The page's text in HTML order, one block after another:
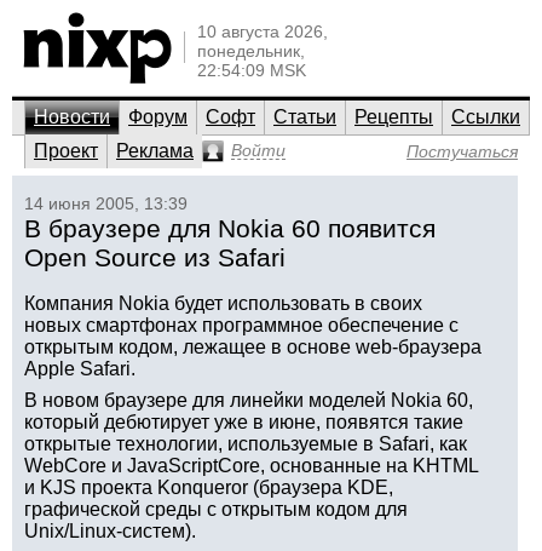
10 августа 2026,
понедельник,
22:54:09 MSK
Новости Форум Софт Статьи Рецепты
Ссылки
Проект
Реклама Войти Постучаться
14 июня 2005, 13:39
В браузере для Nokia 60 появится
Open Source из Safari
Компания Nokia будет использовать в своих
новых смартфонах программное обеспечение с
открытым кодом, лежащее в основе web-браузера
Apple Safari.
В новом браузере для линейки моделей Nokia 60,
который дебютирует уже в июне, появятся такие
открытые технологии, используемые в Safari, как
WebCore и JavaScriptCore, основанные на KHTML
и KJS проекта Konqueror (браузера KDE,
графической среды с открытым кодом для
Unix/Linux-систем).